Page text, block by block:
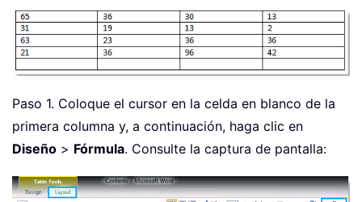
Paso 1. Coloque el cursor en la celda en blanco de la
primera columna y, a continuación, haga clic en
Diseño > Fórmula. Consulte la captura de pantalla: